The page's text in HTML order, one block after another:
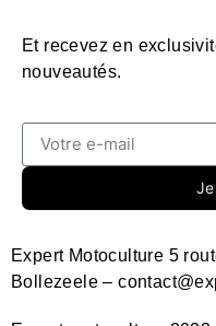
Et recevez en
nouveautés.
Expert Motoculture 5
Bollezeele –